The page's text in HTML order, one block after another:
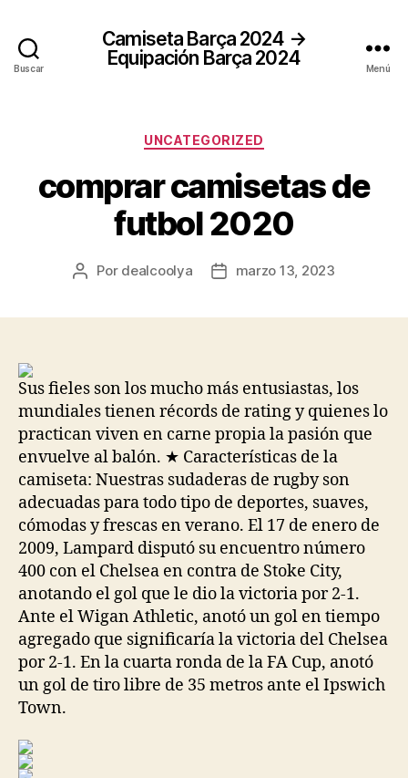
Buscar
Camiseta Barça 2024 →
Equipación Barça 2024
Menú
Categorías
UNCATEGORIZED
comprar camisetas de
futbol 2020
Autor
Por dealcoolya
Fechamarzo 13, 2023
Sus fieles son los mucho más entusiastas, los
mundiales tienen récords de rating y quienes lo
practican viven en carne propia la pasión que
envuelve al balón. ★ Características de la
camiseta: Nuestras sudaderas de rugby son
adecuadas para todo tipo de deportes, suaves,
cómodas y frescas en verano. El 17 de enero de
2009, Lampard disputó su encuentro número
400 con el Chelsea en contra de Stoke City,
anotando el gol que le dio la victoria por 2-1.
Ante el Wigan Athletic, anotó un gol en tiempo
agregado que significaría la victoria del Chelsea
por 2-1. En la cuarta ronda de la FA Cup, anotó
un gol de tiro libre de 35 metros ante el Ipswich
Town.